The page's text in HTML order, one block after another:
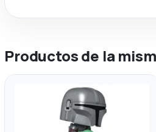
Productos de la